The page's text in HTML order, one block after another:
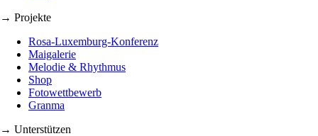
→ Projekte
Rosa-Luxemburg-Konferenz
Maigalerie
Melodie & Rhythmus
Shop
Fotowettbewerb
Granma
→ Unterstützen